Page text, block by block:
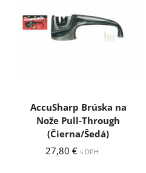
AccuSharp Brúska na
Nože Pull-Through
(Čierna/Šedá)
27,80 € s DPH